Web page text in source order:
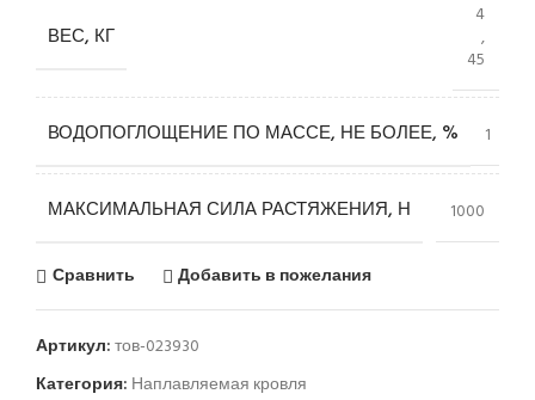
ВЕС, КГ
4
,
45
ВОДОПОГЛОЩЕНИЕ ПО МАССЕ, НЕ БОЛЕЕ, % 1
МАКСИМАЛЬНАЯ СИЛА РАСТЯЖЕНИЯ, Н 1000
Сравнить Добавить в пожелания
Артикул:тов-023930
Категория: Наплавляемая кровля